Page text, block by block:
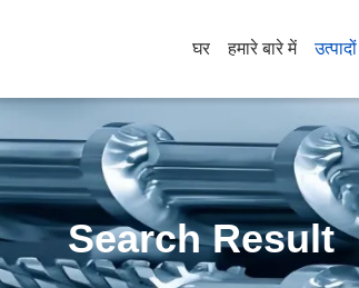
घर हमारे बारे में उत्पादों
Search Result